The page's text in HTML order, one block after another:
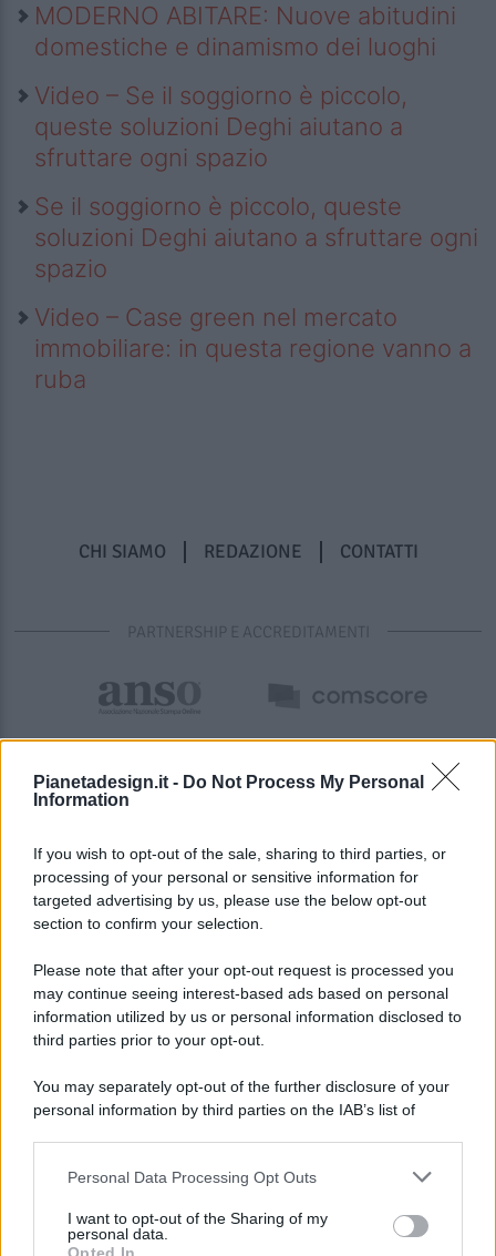
Pianetadesign.it - Do Not Process My Personal
Information
If you wish to opt-out of the sale, sharing to third parties, or
processing of your personal or sensitive information for
targeted advertising by us, please use the below opt-out
section to confirm your selection.
Please note that after your opt-out request is processed you
may continue seeing interest-based ads based on personal
information utilized by us or personal information disclosed to
third parties prior to your opt-out.
You may separately opt-out of the further disclosure of your
personal information by third parties on the IAB’s list of
This information may also be disclosed by us to third parties
disclose it to other third parties.
Personal Data Processing Opt Outs
I want to opt-out of the Sharing of my
personal data.
MODERNO ABITARE: Nuove abitudini
domestiche e dinamismo dei luoghi
Video – Se il soggiorno è piccolo,
queste soluzioni Deghi aiutano a
sfruttare ogni spazio
Se il soggiorno è piccolo, queste
soluzioni Deghi aiutano a sfruttare ogni
spazio
Video – Case green nel mercato
immobiliare: in questa regione vanno a
ruba
CHI SIAMO REDAZIONE CONTATTI
PARTNERSHIP E ACCREDITAMENTI
© 2026 - Pianeta Design - P.IVA 04827280654 - Testata
Registrata Al Tribunale Di Nocera Inferiore N. 8/2020 - RG N.
ISCRIZIONE AL ROC N. 35792 – ISCRITTA ALL’ANSO
(ASSOCIAZIONE NAZIONALE STAMPA ONLINE)
PREFERENZE PRIVACY